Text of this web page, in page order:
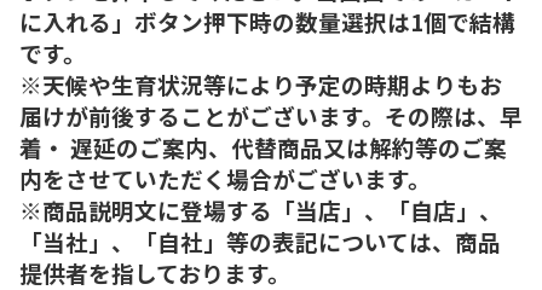
に入れる」ボタン押下時の数量選択は1個で結構
です。
※天候や生育状況等により予定の時期よりもお
届けが前後することがございます。その際は、早
着・ 遅延のご案内、代替商品又は解約等のご案
内をさせていただく場合がございます。
※商品説明文に登場する「当店」、「自店」、
「当社」、「自社」等の表記については、商品
提供者を指しております。